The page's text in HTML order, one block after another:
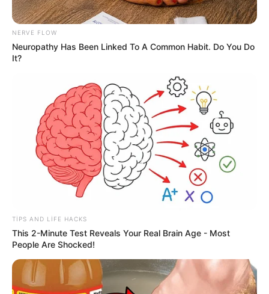
13:06 / 06 Avqust 2026 CƏMİYYƏT
Sabah hava necəolacaq?
NERVE FLOW
Neuropathy Has Been Linked To A Common Habit. Do You Do
It?
TIPS AND LIFE HACKS
This 2-Minute Test Reveals Your Real Brain Age - Most
People Are Shocked!